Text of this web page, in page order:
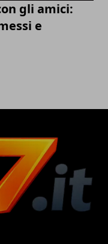
gli amici:
e